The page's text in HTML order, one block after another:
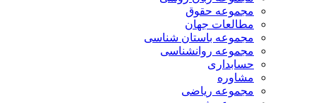
مجموعه حقوق
مطالعات جهان
مجموعه باستان شناسی
مجموعه روانشناسی
حسابداری
مشاوره
مجموعه ریاضی